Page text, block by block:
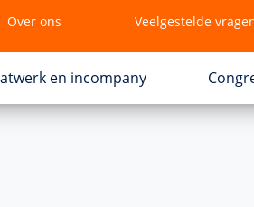
Over ons Veelgestelde
en incompany